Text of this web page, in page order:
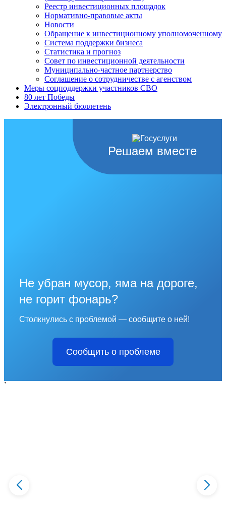
Реестр инвестиционных площадок
Нормативно-правовые акты
Новости
Обращение к инвестиционному уполномоченному
Система поддержки бизнеса
Статистика и прогноз
Совет по инвестиционной деятельности
Муниципально-частное партнерство
Соглашение о сотрудничестве с агенством
Меры соцподдержки участников СВО
80 лет Победы
Электронный бюллетень
Решаем вместе
Не убран мусор, яма на дороге,
не горит фонарь?
Столкнулись с проблемой — сообщите о ней!
Сообщить о проблеме
`